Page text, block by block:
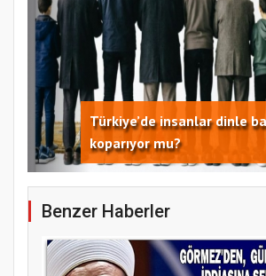
Samsun Atakum’da 15
Benzer Haberler